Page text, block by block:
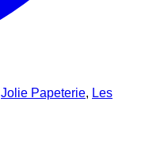
Jolie Papeterie, Les